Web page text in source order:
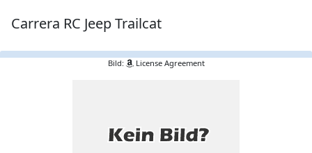
Carrera RC Jeep Trailcat
Bild: License Agreement